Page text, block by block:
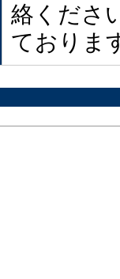
絡くださ
ておりま